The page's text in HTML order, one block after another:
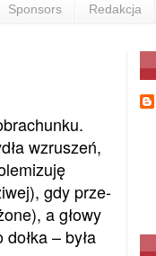
Sponsors Redakcja
wzru­szeń,
gdy prze­
a głowy
– była